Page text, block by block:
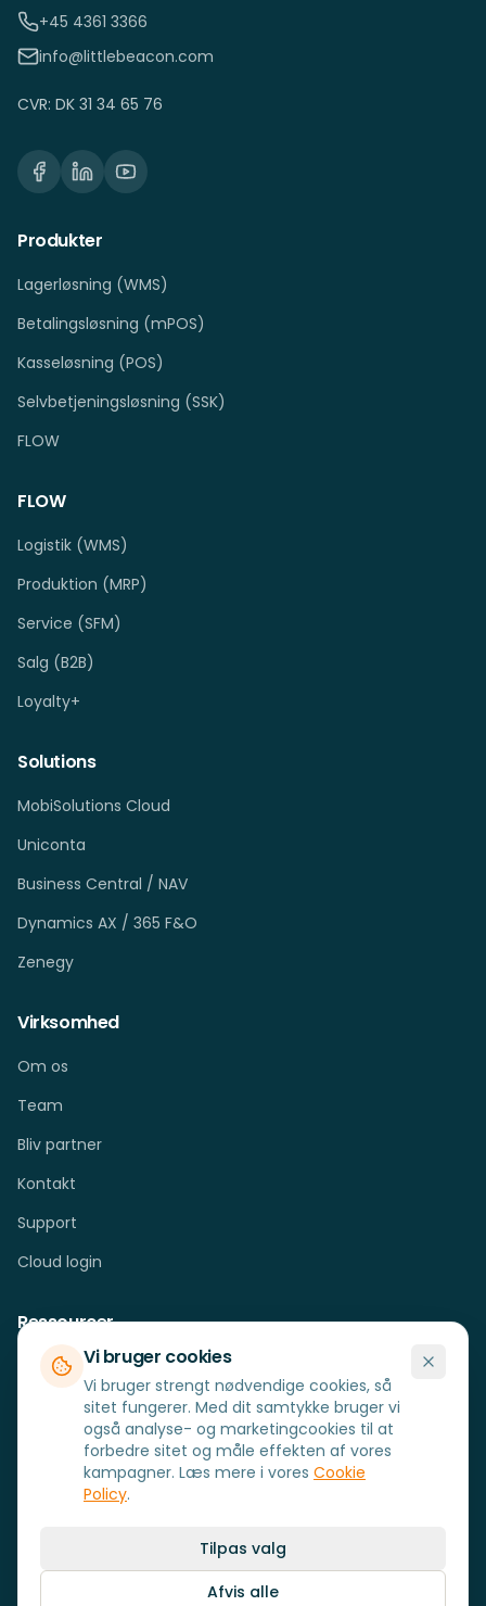
Vi bruger cookies
Vi bruger strengt nødvendige cookies, så
sitet fungerer. Med dit samtykke bruger vi
også analyse- og marketingcookies til at
forbedre sitet og måle effekten af vores
kampagner. Læs mere i vores Cookie
Policy.
Tilpas valg
Afvis alle
+45 4361 3366
info@littlebeacon.com
CVR: DK 31 34 65 76
Produkter
Lagerløsning (WMS)
Betalingsløsning (mPOS)
Kasseløsning (POS)
Selvbetjeningsløsning (SSK)
FLOW
FLOW
Logistik (WMS)
Produktion (MRP)
Service (SFM)
Salg (B2B)
Loyalty+
Solutions
MobiSolutions Cloud
Uniconta
Business Central / NAV
Dynamics AX / 365 F&O
Zenegy
Virksomhed
Om os
Team
Bliv partner
Kontakt
Support
Cloud login
Ressourcer
Cases
Hardware
Little Beacon © 2008 –